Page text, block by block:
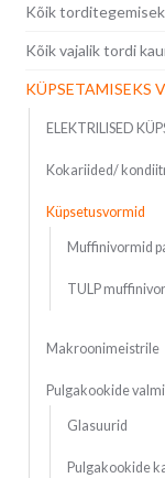
Kõik
Kõik vajalik tordi
KÜPSETAMISEKS
ELEKTRILISED
Kokariided/
Küpsetusvormid
Muffinivormid
TULP
Makroonimeistrile
Pulgakookide
Glasuurid
Pulgakookide